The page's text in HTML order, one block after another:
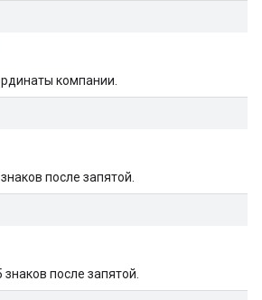
компании.
после запятой.
после запятой.